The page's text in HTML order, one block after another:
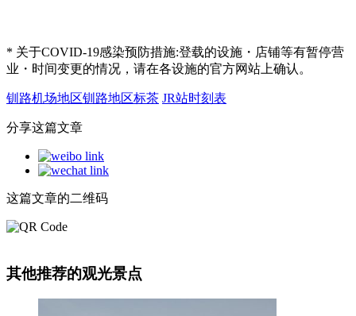
* 关于COVID-19感染预防措施:登载的设施・店铺等有暂停营
业・时间变更的情况，请在各设施的官方网站上确认。
钏路机场地区钏路地区标茶 JR站时刻表
分享这篇文章
这篇文章的二维码
其他推荐的观光景点